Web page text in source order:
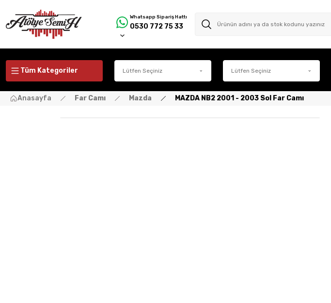
Whatsapp Sipariş Hattı
0530 772 75 33
Tüm Kategoriler
Anasayfa Far Camı Mazda MAZDA NB2 2001 - 2003 Sol Far Camı